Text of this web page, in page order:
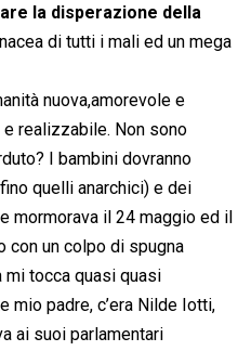
la disperazione della
di tutti i mali ed un mega
nuova,amorevole e
realizzabile. Non sono
I bambini dovranno
quelli anarchici) e dei
mormorava il 24 maggio ed il
con un colpo di spugna
mi tocca quasi quasi
padre, c’era Nilde Iotti,
ai suoi parlamentari